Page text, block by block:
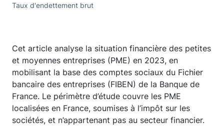
Taux d'endettement brut
Cet article analyse la situation financière des petites
et moyennes entreprises (PME) en 2023, en
mobilisant la base des comptes sociaux du Fichier
bancaire des entreprises (FIBEN) de la Banque de
France. Le périmètre d’étude couvre les PME
localisées en France, soumises à l’impôt sur les
sociétés, et n’appartenant pas au secteur financier.